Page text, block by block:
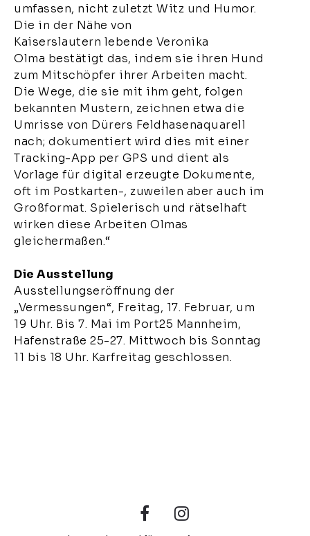
umfassen, nicht zuletzt Witz und Humor.
Die in der Nähe von
Kaiserslautern lebende Veronika
Olma bestätigt das, indem sie ihren Hund
zum Mitschöpfer ihrer Arbeiten macht.
Die Wege, die sie mit ihm geht, folgen
bekannten Mustern, zeichnen etwa die
Umrisse von Dürers Feldhasenaquarell
nach; dokumentiert wird dies mit einer
Tracking-App per GPS und dient als
Vorlage für digital erzeugte Dokumente,
oft im Postkarten-, zuweilen aber auch im
Großformat. Spielerisch und rätselhaft
wirken diese Arbeiten Olmas
gleichermaßen.“
Die Ausstellung
Ausstellungseröffnung der
„Vermessungen“, Freitag, 17. Februar, um
19 Uhr. Bis 7. Mai im Port25 Mannheim,
Hafenstraße 25-27. Mittwoch bis Sonntag
11 bis 18 Uhr. Karfreitag geschlossen.